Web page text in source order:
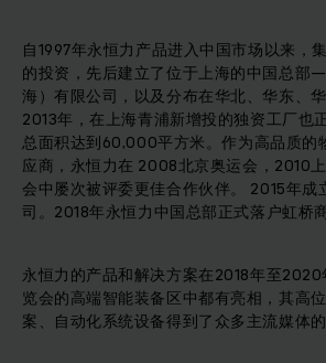
自1997年永恒力产品进入中国市场以来，
的投资，先后建立了位于上海的中国总
海）有限公司，以及分布在华北、华东、
2013年，在上海青浦新增投的独资工厂也
总面积达到60,000平方米。作为高品质的
应商，永恒力在 2008北京奥运会，2010
会中屡次被评委更佳合作伙伴。 2015年成
司。2018年永恒力中国总部正式落户虹桥商
永恒力的产品和解决方案在2018年至
览会的高端智能装备区中都有亮相，其高
案、自动化系统设备得到了众多主流媒体的